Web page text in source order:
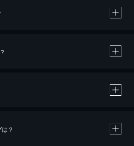
ジットカード決済による作品の購入 / レンタルです。
？